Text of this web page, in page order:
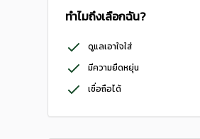
ทำไมถึงเลือกฉัน?
ดูแลเอาใจใส่
มีความยืดหยุ่น
เชื่อถือได้